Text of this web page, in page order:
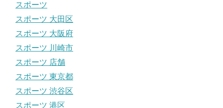
スポーツ
スポーツ 大田区
スポーツ 大阪府
スポーツ 川崎市
スポーツ 店舗
スポーツ 東京都
スポーツ 渋谷区
スポーツ 港区